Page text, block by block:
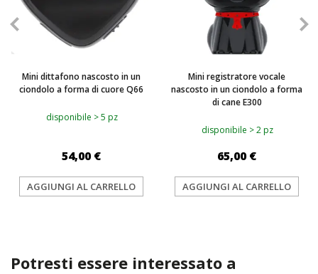
Mini dittafono nascosto in un
ciondolo a forma di cuore Q66
disponibile > 5 pz
54,00 €
AGGIUNGI AL CARRELLO
Mini registratore vocale
nascosto in un ciondolo a forma
di cane E300
disponibile > 2 pz
65,00 €
AGGIUNGI AL CARRELLO
Potresti essere interessato a